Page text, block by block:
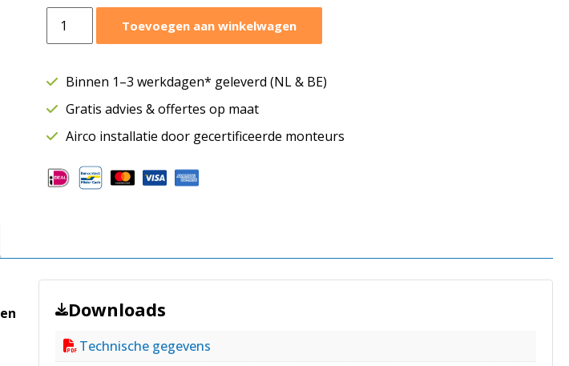
wandventilator
Ø250
|
1030
|
250B1
Toevoegen aan winkelwagen
Binnen 1–3 werkdagen* geleverd (NL & BE)
Gratis advies & offertes op maat
Airco installatie door gecertificeerde monteurs
Downloads
Technische gegevens